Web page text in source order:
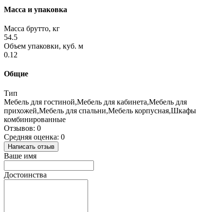
Масса и упаковка
Масса брутто, кг
54.5
Объем упаковки, куб. м
0.12
Общие
Тип
Мебель для гостиной,Мебель для кабинета,Мебель для
прихожей,Мебель для спальни,Мебель корпусная,Шкафы
комбинированные
Отзывов: 0
Средняя оценка: 0
Написать отзыв
Ваше имя
Достоинства